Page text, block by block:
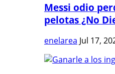
Messi odio
pelotas ¿No
enelarea Jul 17,